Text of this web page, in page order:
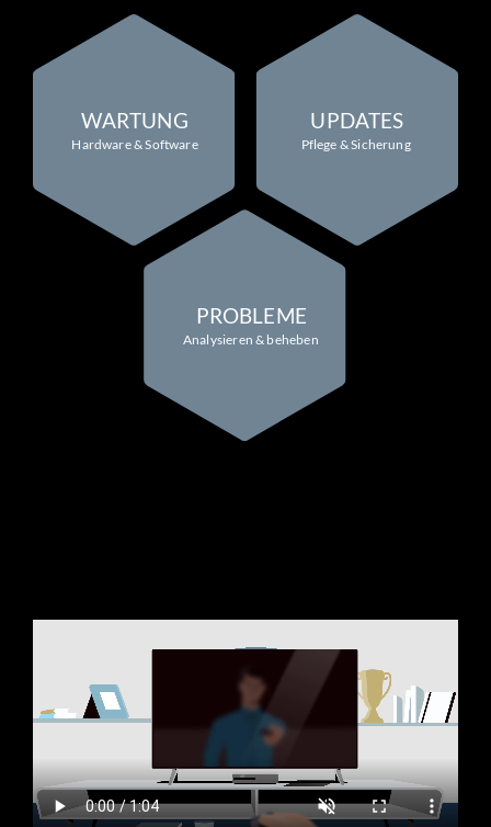
WARTUNG
Hardware & Software
UPDATES
Pflege & Sicherung
PROBLEME
Analysieren & beheben